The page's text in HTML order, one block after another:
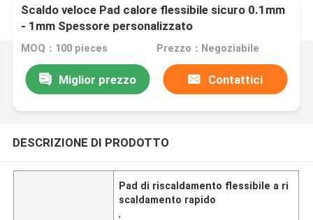
Scaldo veloce Pad calore flessibile sicuro 0.1mm
- 1mm Spessore personalizzato
MOQ：100 pieces Prezzo：Negoziabile
Miglior prezzo Contattici
DESCRIZIONE DI PRODOTTO
Pad di riscaldamento flessibile a ri
scaldamento rapido
,